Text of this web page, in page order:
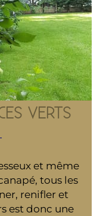
VERTS
et même
tous les
renifler et
est donc une